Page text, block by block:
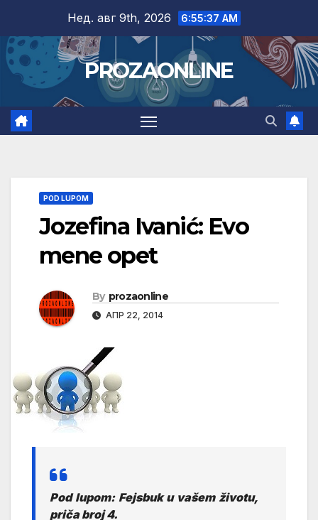
content
Нед. авг 9th, 2026 6:55:38 AM
PROZAONLINE
POD LUPOM
Jozefina Ivanić: Evo
mene opet
By prozaonline
АПР 22, 2014
Pod lupom: Fejsbuk u vašem životu,
priča broj 4.